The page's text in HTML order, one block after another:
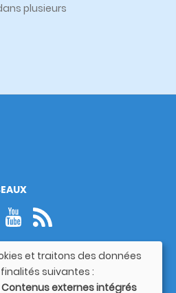
plusieurs
et traitons des données
suivantes :
externes intégrés